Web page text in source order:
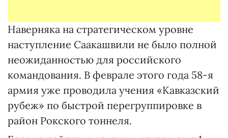
Наверняка на стратегическом уровне
наступление Саакашвили не было полной
неожиданностью для российского
командования. В феврале этого года 58-я
армия уже проводила учения «Кавказский
рубеж» по быстрой перегруппировке в
район Рокского тоннеля.